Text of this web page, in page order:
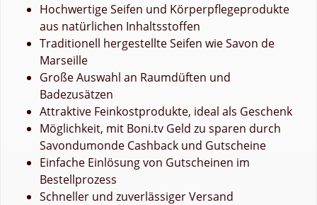
Hochwertige Seifen und Körperpflegeprodukte
aus natürlichen Inhaltsstoffen
Traditionell hergestellte Seifen wie Savon de
Marseille
Große Auswahl an Raumdüften und
Badezusätzen
Attraktive Feinkostprodukte, ideal als Geschenk
Möglichkeit, mit Boni.tv Geld zu sparen durch
Savondumonde Cashback und Gutscheine
Einfache Einlösung von Gutscheinen im
Bestellprozess
Schneller und zuverlässiger Versand